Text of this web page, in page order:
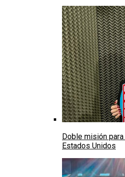
Doble misión
Estados Unidos